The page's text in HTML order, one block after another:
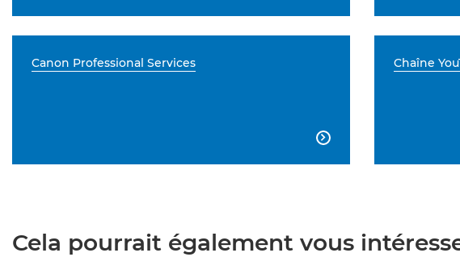
Canon Professional Services

Chaîne
Cela pourrait également vous